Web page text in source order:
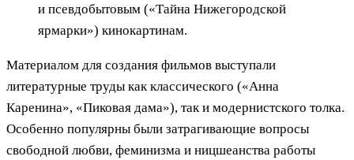
и псевдобытовым («Тайна Нижегородской
ярмарки») кинокартинам.
Материалом для создания фильмов выступали
литературные труды как классического («Анна
Каренина», «Пиковая дама»), так и модернистского толка.
Особенно популярны были затрагивающие вопросы
свободной любви, феминизма и ницшеанства работы